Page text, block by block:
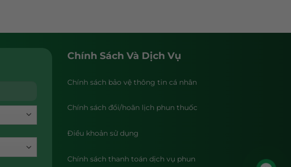
Chính Sách Và Dịch Vụ
Chính sách bảo vệ thông tin cá nhân
Chính sách đổi/hoãn lịch phun thuốc
Điều khoản sử dụng
Chính sách thanh toán dịch vụ phun